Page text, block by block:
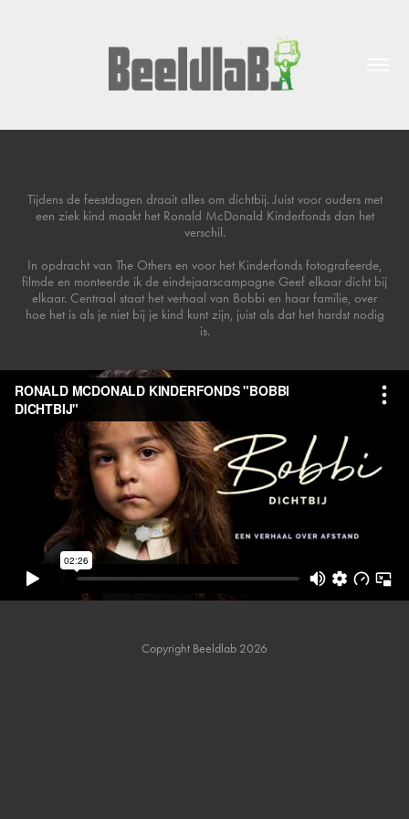
Tijdens de feestdagen draait alles om dichtbij. Juist voor ouders met
een ziek kind maakt het Ronald McDonald Kinderfonds dan het
verschil.
In opdracht van The Others en voor het Kinderfonds fotografeerde,
filmde en monteerde ik de eindejaarscampagne Geef elkaar dicht bij
elkaar. Centraal staat het verhaal van Bobbi en haar familie, over
hoe het is als je niet bij je kind kunt zijn, juist als dat het hardst nodig
is.
Copyright Beeldlab 2026